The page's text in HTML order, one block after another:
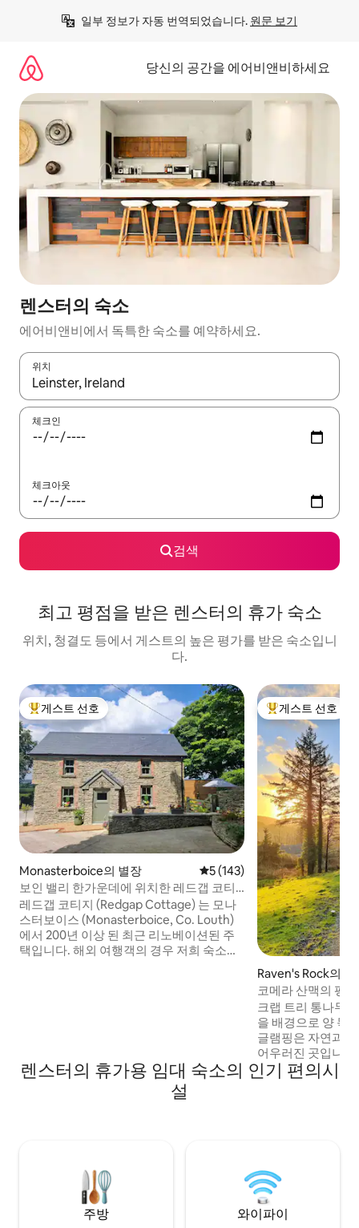
일부 정보가 자동 번역되었습니다. 원문 보기
당신의 공간을 에어비앤비하세요
렌스터의 숙소
에어비앤비에서 독특한 숙소를 예약하세요.
위치
결과가 나오면 위·아래 화살표 키를 사용하거나 터치 또는 스와이
체크인
체크아웃
검색
최고 평점을 받은 렌스터의 휴가 숙소
위치, 청결도 등에서 게스트의 높은 평가를 받은 숙소입니
다.
상위 게스트 선호
게스트 선호
Monasterboice의 별장 평점 5점(5점 만점), 후기 143
5 (143)
보인 밸리 한가운데에 위치한 레드갭 코티
지
레드갭 코티지 (Redgap Cottage) 는 모나
스터보이스 (Monasterboice, Co. Louth)
에서 200년 이상 된 최근 리노베이션된 주
택입니다. 해외 여행객의 경우 저희 숙소는
드 위스키 증류소 - 14km. 타라의 언덕
상위 게스트 선호
게스트 선호
Raven's Rock의
코메라 산맥의 평
크랩 트리 통나무집 아름다운 코메라 산
을 배경으로 양 목
글램핑은 자연과
어우러진 곳입니다. 아일랜드 시골에 몰
하고 싶은 분들에
븐스 록 (Raven 's
실 수 있도록 하이
기꺼이 도와드리
렌스터의 휴가용 임대 숙소의 인기 편의시
설
주방 와이파이